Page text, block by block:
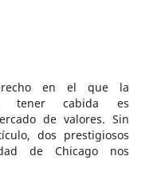
en el que la
tener cabida es
de valores. Sin
dos prestigiosos
de Chicago nos